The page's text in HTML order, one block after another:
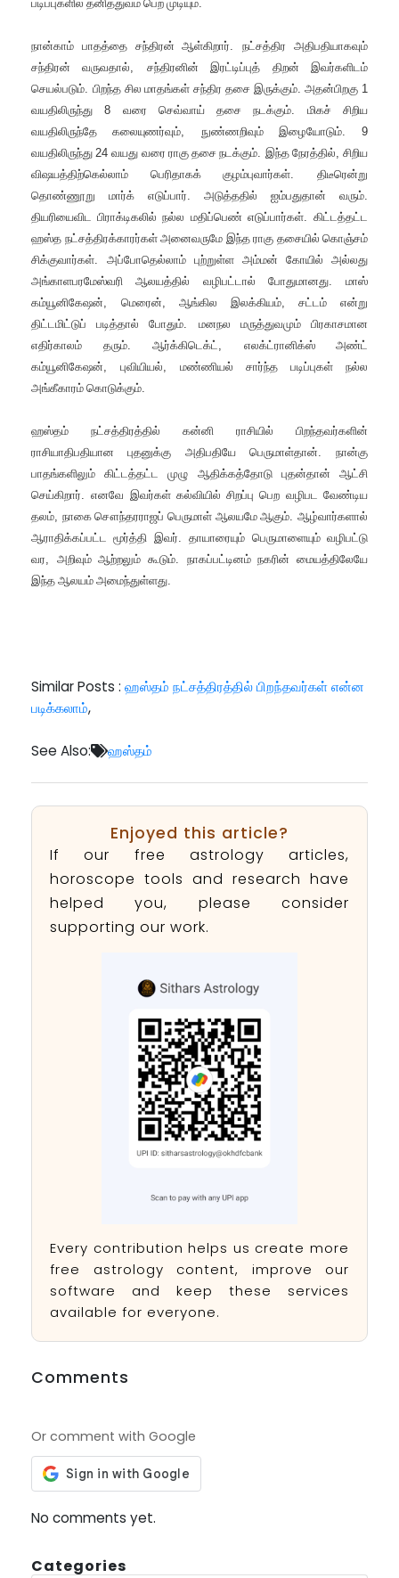
படிப்புகளில் தனித்துவம் பெற முடியும்
நான்காம் பாதத்தை சந்திரன் ஆள்கிறார் .நட்சத்திர அதிபதியாகவும்
சந்திரன் வருவதால்
சந்திரனின் இரட்டிப்புத் திறன் இவர்களிடம்
செயல்படும் பிறந்த சில மாதங்கள் சந்திர தசை இருக்கும்.அதன்பிறகு 1
வயதிலிருந்து 8 வரை செவ்வாய் தசை நடக்கும்
மிகச் சிறிய
வயதிலிருந்தே கலையுணர்வும்
நுண்ணறிவும் இழையோடும். 9
வயதிலிருந்து 24வயது வரை ராகு தசை நடக்கும் இந்த நேரத்தில் ,சிறிய
விஷயத்திற்கெல்லாம் பெரிதாகக் குழம்புவார்கள் .திடீரென்று
தொண்ணூறு மார்க் எடுப்பார் .அடுத்ததில் ஐம்பதுதான் வரும்
தியரியைவிட பிராக்டிகலில் நல்ல மதிப்பெண் எடுப்பார்கள்.கிட்டத்தட்ட
ஹஸ்த நட்சத்திரக்காரர்கள் அனைவருமே இந்த ராகு தசையில் கொஞ்சம்
சிக்குவார்கள்
அப்போதெல்லாம் புற்றுள்ள அம்மன் கோயில் அல்லது
அங்காளபரமேஸ்வரி ஆலயத்தில் வழிபட்டால் போதுமானது. மாஸ்
கம்யூனிகேஷன்
மெரைன் ,ஆங்கில இலக்கியம்,சட்டம் என்று
திட்டமிட்டுப் படித்தால் போதும்
மனநல மருத்துவமும் பிரகாசமான
எதிர்காலம் தரும். ஆர்க்கிடெக்ட்
எலக்ட்ரானிக்ஸ் அண்ட்
கம்யூனிகேஷன்
புவியியல்
மண்ணியல் சார்ந்த படிப்புகள் நல்ல
அங்கீகாரம் கொடுக்கும்
ஹஸ்தம் நட்சத்திரத்தில் கன்னி ராசியில் பிறந்தவர்களின்
ராசியாதிபதியான புதனுக்கு அதிபதியே பெருமாள்தான்
நான்கு
பாதங்களிலும் கிட்டத்தட்ட முழு ஆதிக்கத்தோடு புதன்தான் ஆட்சி
செய்கிறார் .எனவே இவர்கள் கல்வியில் சிறப்பு பெற வழிபட வேண்டிய
தலம் நாகை சௌந்தரராஜப் பெருமாள் ஆலயமே ஆகும் .ஆழ்வார்களால்
ஆராதிக்கப்பட்ட மூர்த்தி இவர் .தாயாரையும் பெருமாளையும் வழிபட்டு
வர
அறிவும் ஆற்றலும் கூடும்
நாகப்பட்டினம் நகரின் மையத்திலேயே
இந்த ஆலயம் அமைந்துள்ளது
Similar Posts : ஹஸ்தம் நட்சத்திரத்தில் பிறந்தவர்கள் என்ன
படிக்கலாம்,
See Also: ஹஸ்தம்
Enjoyed this article?
If our free astrology articles,
horoscope tools and research have
helped you, please consider
supporting our work.
Every contribution helps us create more
free astrology content, improve our
software and keep these services
available for everyone.
Comments
Or comment with Google
No comments yet.
Categories